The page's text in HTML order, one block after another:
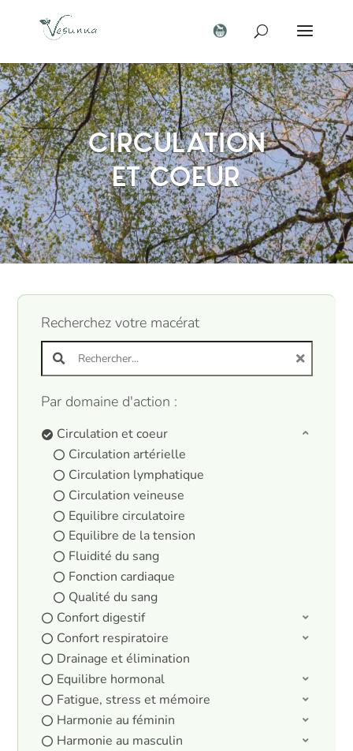
Circulation
et coeur
Recherchez votre macérat
Search products:
Par domaine d'action :
Circulation et coeur
Circulation artérielle
Circulation lymphatique
Circulation veineuse
Equilibre circulatoire
Equilibre de la tension
Fluidité du sang
Fonction cardiaque
Qualité du sang
Confort digestif
Confort respiratoire
Drainage et élimination
Equilibre hormonal
Fatigue, stress et mémoire
Harmonie au féminin
Harmonie au masculin